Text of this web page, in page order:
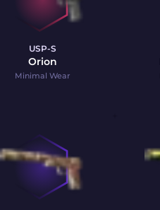
USP-S
Orion
Minimal Wear